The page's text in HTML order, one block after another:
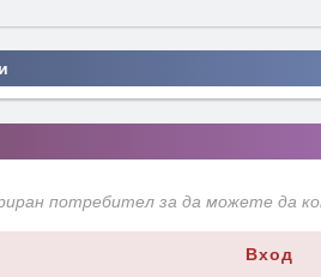
потребител за да можете да
Вход